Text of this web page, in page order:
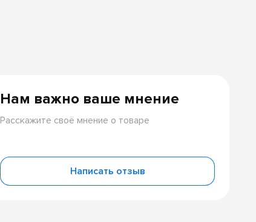
Нам важно ваше мнение
Расскажите своё мнение о товаре
Написать отзыв